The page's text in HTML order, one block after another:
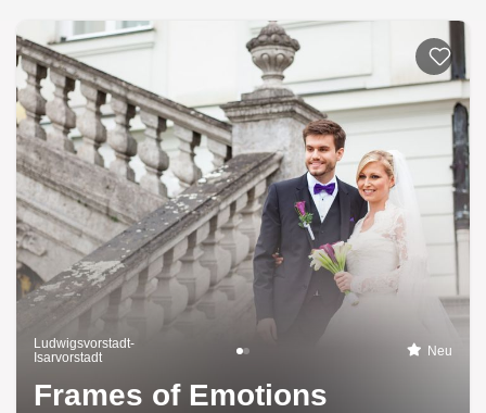
Ludwigsvorstadt-
Isarvorstadt
Neu
Frames of Emotions